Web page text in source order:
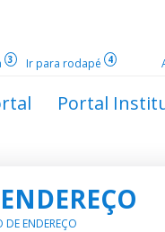
3 Ir para rodapé 4
Portal
DE ENDEREÇO